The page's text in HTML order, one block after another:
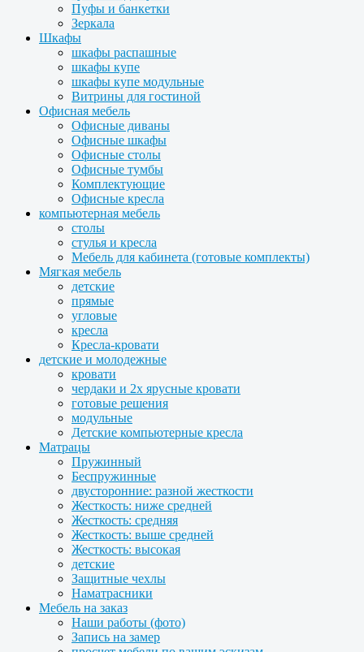
Пуфы и банкетки
Зеркала
Шкафы
шкафы распашные
шкафы купе
шкафы купе модульные
Витрины для гостиной
Офисная мебель
Офисные диваны
Офисные шкафы
Офисные столы
Офисные тумбы
Комплектующие
Офисные кресла
компьютерная мебель
столы
стулья и кресла
Мебель для кабинета (готовые комплекты)
Мягкая мебель
детские
прямые
угловые
кресла
Кресла-кровати
детские и молодежные
кровати
чердаки и 2х ярусные кровати
готовые решения
модульные
Детские компьютерные кресла
Матрацы
Пружинный
Беспружинные
двусторонние: разной жесткости
Жесткость: ниже средней
Жесткость: средняя
Жесткость: выше средней
Жесткость: высокая
детские
Защитные чехлы
Наматрасники
Мебель на заказ
Наши работы (фото)
Запись на замер